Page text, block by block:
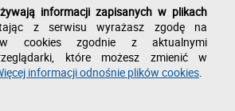
informacji zapisanych w plikach
z serwisu wyrażasz zgodę na
cookies zgodnie z aktualnymi
które możesz zmienić w
informacji odnośnie plików cookies.